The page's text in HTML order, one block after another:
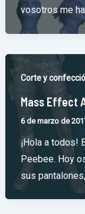
vosotros me
Corte y
Mass Effect
6 de marzo de
¡Hola a todos!
Peebee. Hoy
sus pantalones,